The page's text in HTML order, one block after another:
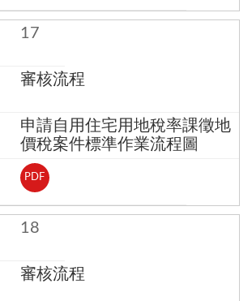
17
審核流程
申請自用住宅用地稅率課徵地
價稅案件標準作業流程圖
PDF
18
審核流程